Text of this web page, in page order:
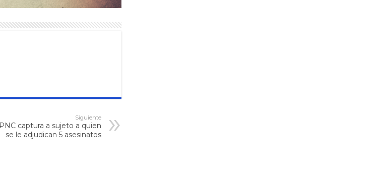
Siguiente
PNC captura a sujeto a quien
se le adjudican 5 asesinatos